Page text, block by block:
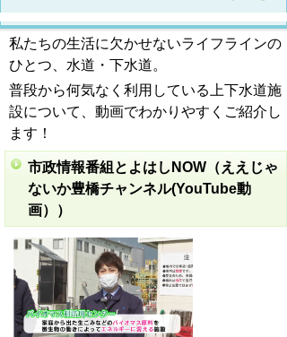
私たちの生活に欠かせないライフラインの
ひとつ、水道・下水道。
普段から何気なく利用している上下水道施
設について、動画でわかりやすくご紹介し
ます！
市政情報番組とよはしNOW（ええじゃ
ないか豊橋チャンネル(YouTube動
画））